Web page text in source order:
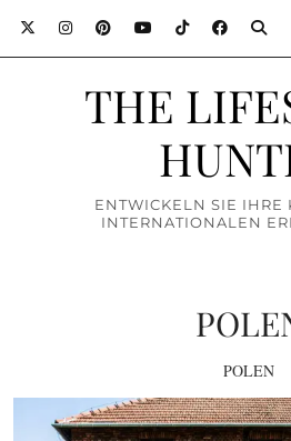
THE
ENTWICKELN SIE IHRE
INTERNATIONALEN
POLEN